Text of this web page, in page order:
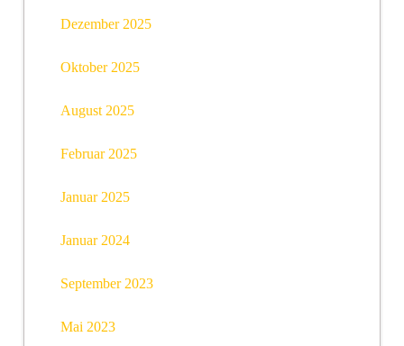
Dezember 2025
Oktober 2025
August 2025
Februar 2025
Januar 2025
Januar 2024
September 2023
Mai 2023